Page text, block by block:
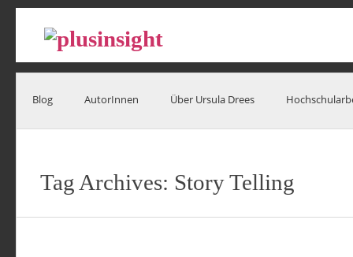
Blog AutorInnen Über Ursula Drees
Tag Archives: Story Telling